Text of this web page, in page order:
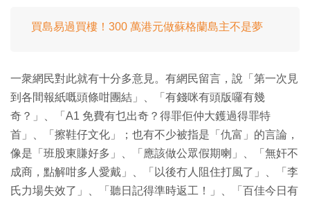
買島易過買樓！300 萬港元做蘇格蘭島主不是夢
一衆網民對此就有十分多意見。有網民留言，說「第一次見
到各間報紙嘅頭條咁團結」、「有錢咪有頭版囉有幾
奇？」、「A1 免費有乜出奇？得罪佢仲大鑊過得罪特
首」、「擦鞋仔文化」；也有不少被指是「仇富」的言論，
像是「班股東賺好多」、「應該做公眾假期喇」、「無奸不
成商，點解咁多人愛戴」、「以後冇人阻住打風了」、「李
氏力場失效了」、「聽日記得準時返工！」、「百佳今日有